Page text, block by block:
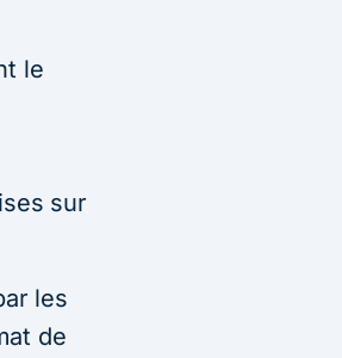
le
sur
les
de